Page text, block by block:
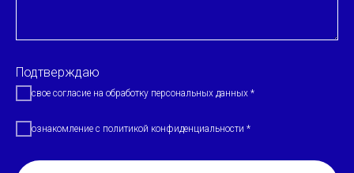
Подтверждаю
свое согласие на обработку персональных данных *
ознакомление с политикой конфиденциальности *